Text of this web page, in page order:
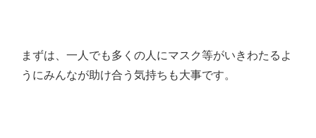
まずは、一人でも多くの人にマスク等がいきわたるよ
うにみんなが助け合う気持ちも大事です。